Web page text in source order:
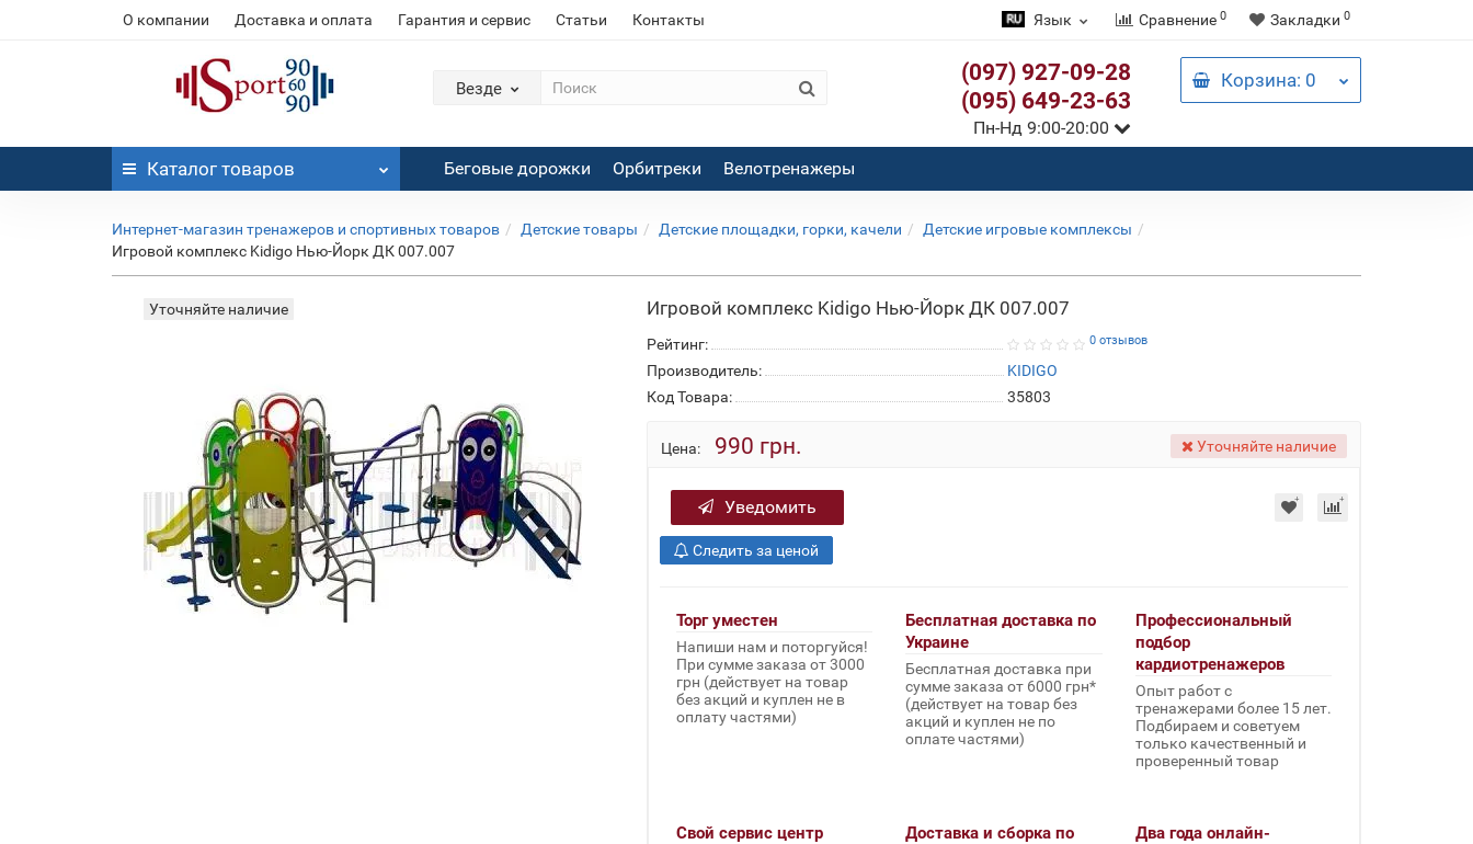
О компании Доставка и оплата Гарантия и сервис Статьи Контакты Язык Сравнение 0 Закладки 0
Везде
(097) 927-09-28
(095) 649-23-63
Пн-Нд 9:00-20:00
Корзина: 0
Каталог товаров Беговые дорожки Орбитреки Велотренажеры
Интернет-магазин тренажеров и спортивных товаров Детские товары Детские площадки, горки, качели
Детские игровые комплексы
Игровой комплекс Kidigo Нью-Йорк ДК 007.007
Уточняйте наличие Игровой комплекс Kidigo Нью-Йорк ДК 007.007
Рейтинг: 0 отзывов
Производитель:
KIDIGO
Код Товара:
35803
Цена: 990 грн. Уточняйте наличие
Уведомить
Следить за ценой
Торг уместен
Напиши нам и поторгуйся!
При сумме заказа от 3000
грн (действует на товар
без акций и куплен не в
оплату частями)
Бесплатная доставка по
Украине
Бесплатная доставка при
сумме заказа от 6000 грн*
(действует на товар без
акций и куплен не по
оплате частями)
Профессиональный
подбор
кардиотренажеров
Опыт работ с
тренажерами более 15 лет.
Подбираем и советуем
только качественный и
проверенный товар
Свой сервис центр
Доставка и сборка по
Два года онлайн-